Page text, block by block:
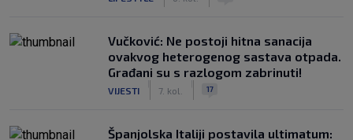
Vučković: Ne postoji hitna sanacija
ovakvog heterogenog sastava otpada.
Građani su s razlogom zabrinuti!
VIJESTI 7. kol. 17
Španjolska Italiji postavila ultimatum: